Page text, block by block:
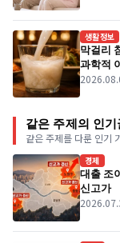
생활정보
막걸리
과학적
같은 주제의 인기
같은 주제를 다룬 인기
경제
대출 조
신고가